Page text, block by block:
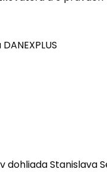
Stanislava